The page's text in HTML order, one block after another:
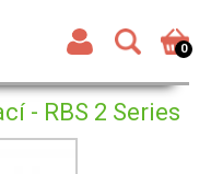
0
- RBS 2 Series